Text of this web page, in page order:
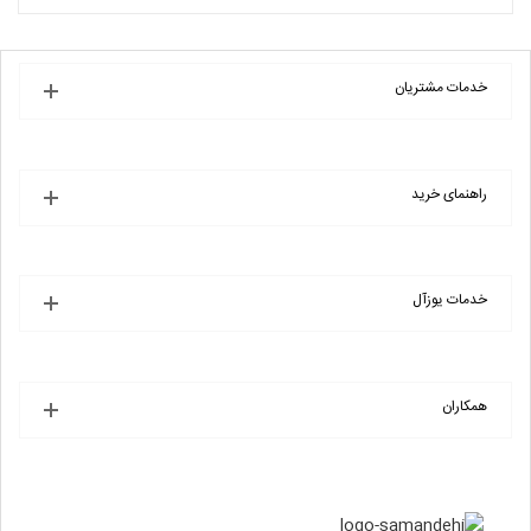
خدمات مشتریان
راهنمای خرید
خدمات یوزآل
همکاران